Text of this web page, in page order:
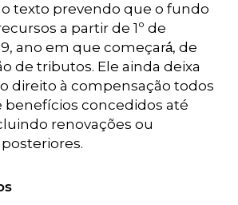
texto prevendo que o fundo
a partir de 1º de
ano em que começará́, de
de tributos. Ele ainda deixa
direito à compensação todos
benefícios concedidos até
renovações ou